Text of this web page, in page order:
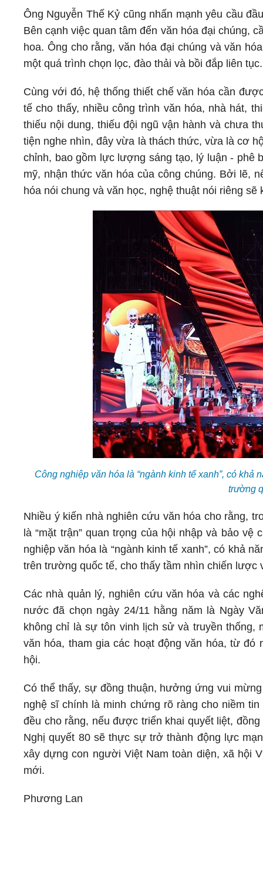
Ông Nguyễn Thế Kỷ cũng nhấn mạnh yêu cầu
Bên cạnh việc quan tâm đến văn hóa đại chúng,
hoa. Ông cho rằng, văn hóa đại chúng và văn
một quá trình chọn lọc, đào thải và bồi đắp liên tục.
Cùng với đó, hệ thống thiết chế văn hóa cần
tế cho thấy, nhiều công trình văn hóa, nhà hát,
thiếu nội dung, thiếu đội ngũ vận hành và chưa
tiện nghe nhìn, đây vừa là thách thức, vừa là cơ
chỉnh, bao gồm lực lượng sáng tạo, lý luận - phê
mỹ, nhận thức văn hóa của công chúng. Bởi lẽ,
hóa nói chung và văn học, nghệ thuật nói riêng
Công nghiệp văn hóa là “ngành kinh tế xanh”, có
trường
Nhiều ý kiến nhà nghiên cứu văn hóa cho rằng,
là “mặt trận” quan trọng của hội nhập và bảo
nghiệp văn hóa là “ngành kinh tế xanh”, có khả
trên trường quốc tế, cho thấy tầm nhìn chiến lược
Các nhà quản lý, nghiên cứu văn hóa và các
nước đã chọn ngày 24/11 hằng năm là Ngày
không chỉ là sự tôn vinh lịch sử và truyền
văn hóa, tham gia các hoạt động văn hóa, từ
hội.
Có thể thấy, sự đồng thuận, hưởng ứng vui
nghệ sĩ chính là minh chứng rõ ràng cho niềm
đều cho rằng, nếu được triển khai quyết liệt,
Nghị quyết 80 sẽ thực sự trở thành động lực
xây dựng con người Việt Nam toàn diện, xã hội
mới.
Phương Lan